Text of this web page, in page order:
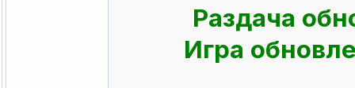
Раздача
Игра